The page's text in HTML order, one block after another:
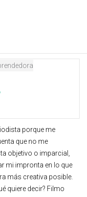
porque me
que no me
objetivo o imparcial,
mi impronta en lo que
más creativa posible.
quiere decir? Filmo